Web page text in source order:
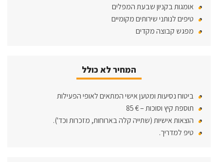
אומגות בקניון שבעת המפלים
טיפים לנותני שירותים מקומיים
מפגש קבוצה מקדים
המחיר לא כולל
ביטוח נסיעות ומטען אישי המתאים לאופי הפעילות
תוספת קיץ וסוכות – € 85
הוצאות אישיות (שתייה קלה בארוחות, מזכרות וכד').
טיפ למדריך.